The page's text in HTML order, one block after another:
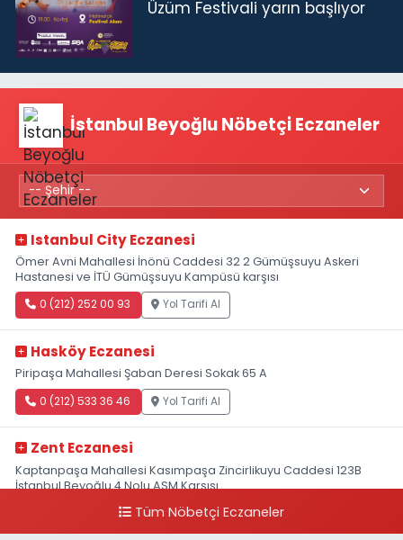
Üzüm Festivali yarın başlıyor
İstanbul Beyoğlu Nöbetçi Eczaneler
Istanbul City Eczanesi
Ömer Avni Mahallesi İnönü Caddesi 32 2 Gümüşsuyu Askeri
Hastanesi ve İTÜ Gümüşsuyu Kampüsü karşısı
0 (212) 252 00 93 Yol Tarifi Al
Hasköy Eczanesi
Piripaşa Mahallesi Şaban Deresi Sokak 65 A
0 (212) 533 36 46 Yol Tarifi Al
Zent Eczanesi
Kaptanpaşa Mahallesi Kasımpaşa Zincirlikuyu Caddesi 123B
İstanbul Beyoğlu 4 Nolu ASM Karşısı
0 (212) 297 96 92 Yol Tarifi Al
Tüm Nöbetçi Eczaneler